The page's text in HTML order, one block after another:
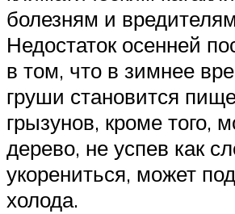
болезням и
Недостаток осенней
в том, что в зимнее
груши становится
грызунов, кроме того,
дерево, не успев как
укорениться, может
холода.